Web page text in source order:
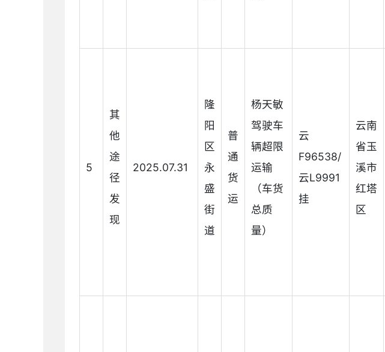
5
其
他
途
径
发
现
2025.07.31
隆
阳
区
永
盛
街
道
普
通
货
运
杨天敏
驾驶车
辆超限
运输
（车货
总质
量）
云
F96538/
云L9991
挂
云南
省玉
溪市
红塔
区